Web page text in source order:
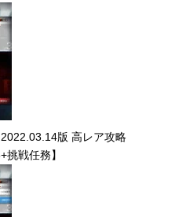
版 高レア攻略
挑戦任務】